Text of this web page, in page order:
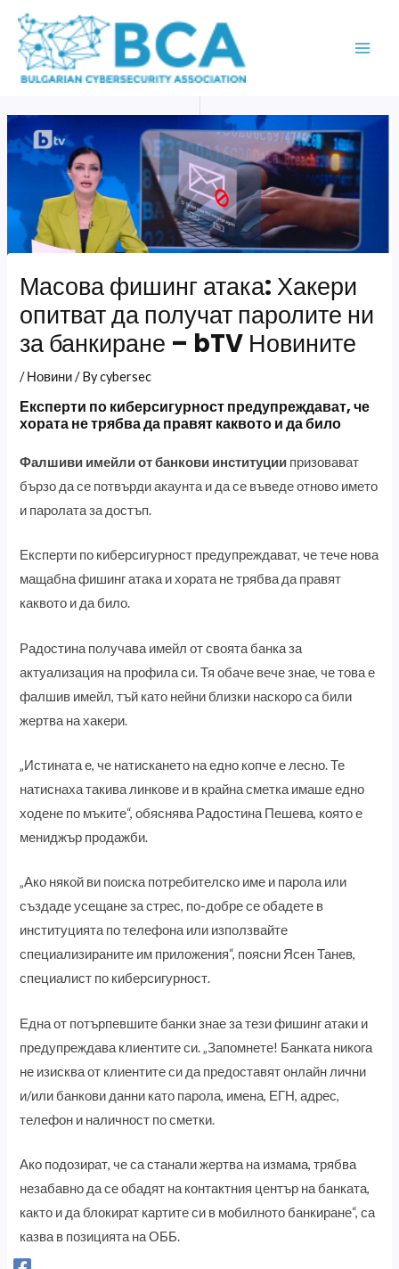
content
Масова фишинг атака: Хакери
опитват да получат паролите ни
за банкиране – bTV Новините
/Новини/ Bycybersec
Експерти по киберсигурност предупреждават, че
хората не трябва да правят каквото и да било
Фалшиви имейли от банкови институции призовават
бързо да се потвърди акаунта и да се въведе отново името
и паролата за достъп.
Експерти по киберсигурност предупреждават, че тече нова
мащабна фишинг атака и хората не трябва да правят
каквото и да било.
Радостина получава имейл от своята банка за
актуализация на профила си. Тя обаче вече знае, че това е
фалшив имейл, тъй като нейни близки наскоро са били
жертва на хакери.
„Истината е, че натискането на едно копче е лесно. Те
натиснаха такива линкове и в крайна сметка имаше едно
ходене по мъките“, обяснява Радостина Пешева, която е
мениджър продажби.
„Ако някой ви поиска потребителско име и парола или
създаде усещане за стрес, по-добре се обадете в
институцията по телефона или използвайте
специализираните им приложения“, поясни Ясен Танев,
специалист по киберсигурност.
Една от потърпевшите банки знае за тези фишинг атаки и
предупреждава клиентите си. „Запомнете! Банката никога
не изисква от клиентите си да предоставят онлайн лични
и/или банкови данни като парола, имена, ЕГН, адрес,
телефон и наличност по сметки.
Ако подозират, че са станали жертва на измама, трябва
незабавно да се обадят на контактния център на банката,
както и да блокират картите си в мобилното банкиране“, са
казва в позицията на ОББ.